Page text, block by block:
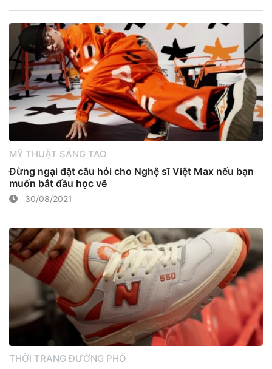
MỸ THUẬT SÁNG TẠO
Đừng ngại đặt câu hỏi cho Nghệ sĩ Việt Max nếu bạn
muốn bắt đầu học vẽ
30/08/2021
THỜI TRANG ĐƯỜNG PHỐ